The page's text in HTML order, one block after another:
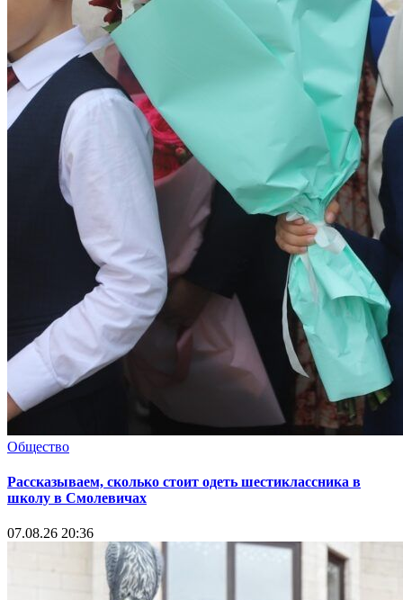
Общество
Рассказываем, сколько стоит одеть шестиклассника в
школу в Смолевичах
07.08.26 20:36